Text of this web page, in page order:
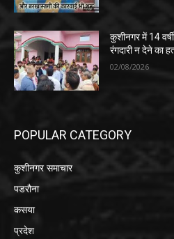
कुशीनगर में 14
रंगदारी न देने का
02/08/2026
POPULAR CATEGORY
कुशीनगर समाचार
पडरौना
कसया
प्रदेश